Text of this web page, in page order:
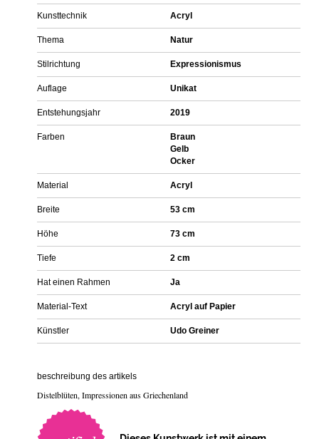
Kunsttechnik Acryl
Thema Natur
Stilrichtung Expressionismus
Auflage Unikat
Entstehungsjahr 2019
Farben
Braun
Gelb
Ocker
Material Acryl
Breite 53 cm
Höhe 73 cm
Tiefe 2 cm
Hat einen Rahmen Ja
Material-Text Acryl auf Papier
Künstler Udo Greiner
beschreibung des artikels
Distelblüten, Impressionen aus Griechenland